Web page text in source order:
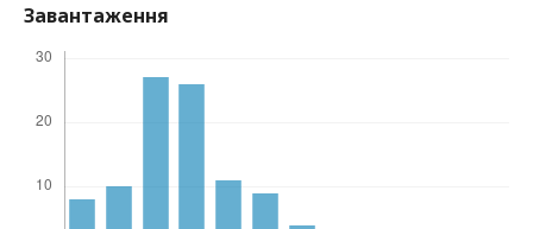
Завантаження